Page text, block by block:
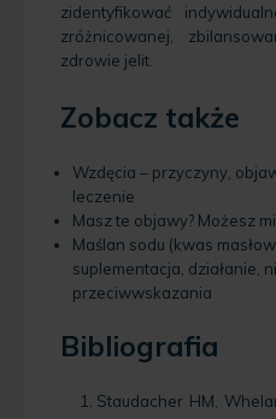
zidentyfikować
zróżnicowanej,
zdrowie jelit.
Zobacz także
Wzdęcia – przyczyny,
leczenie
Masz te objawy? Możesz
Maślan sodu (kwas
suplementacja, działanie,
przeciwwskazania
Bibliografia
Staudacher HM,